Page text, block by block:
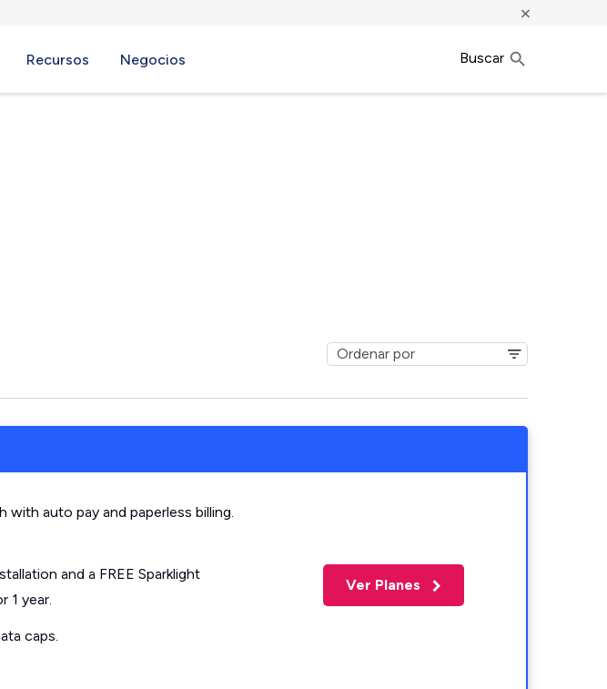
×
Recursos Negocios Buscar
auto pay and paperless billing.
and a FREE Sparklight
1 year.
caps.
Ver Planes